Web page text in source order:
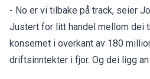
- No er vi tilbake på track, seier
Justert for litt handel mellom dei
konsernet i overkant av 180
driftsinntekter i fjor. Og dei ligg